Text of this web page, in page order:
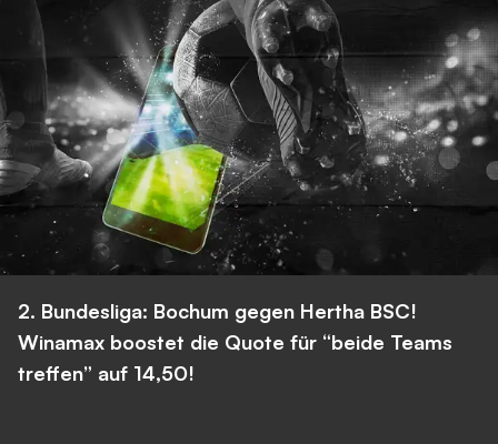
2. Bundesliga: Bochum gegen Hertha BSC!
Winamax boostet die Quote für “beide Teams
treffen” auf 14,50!